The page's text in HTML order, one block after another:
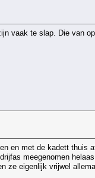
vaak te slap. Die van
en met de kadett
meegenomen
ze eigenlijk vrijwel